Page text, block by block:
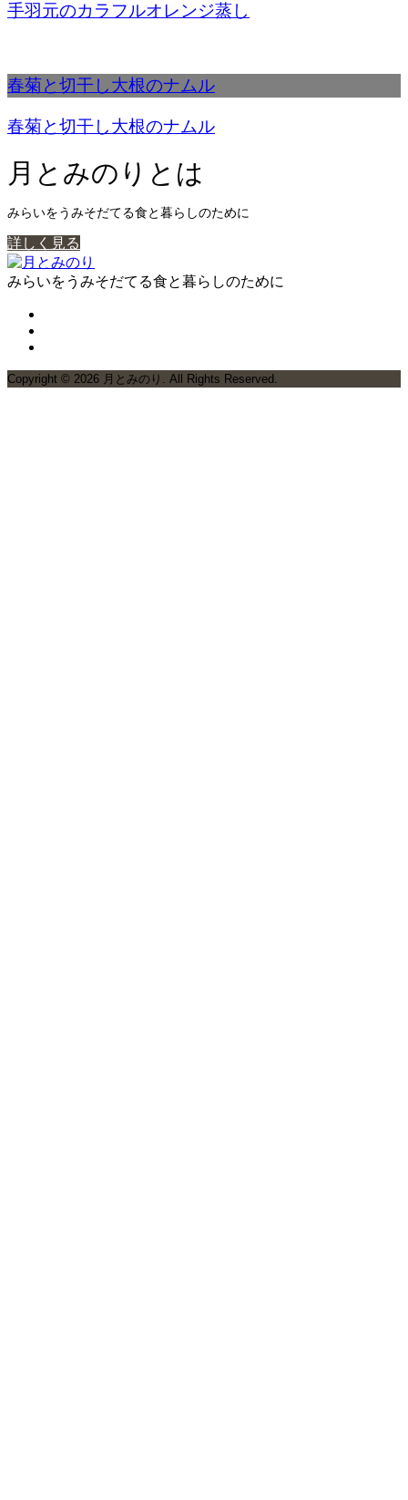
手羽元のカラフルオレンジ蒸し
春菊と切干し大根のナムル
春菊と切干し大根のナムル
月とみのりとは
みらいをうみそだてる食と暮らしのために
詳しく見る
みらいをうみそだてる食と暮らしのために
Copyright © 2026 月とみのり. All Rights Reserved.